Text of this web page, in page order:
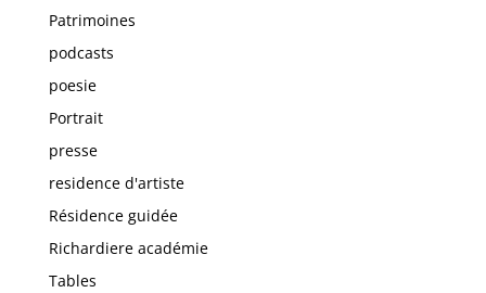
Patrimoines
podcasts
poesie
Portrait
presse
residence d'artiste
Résidence guidée
Richardiere académie
Tables